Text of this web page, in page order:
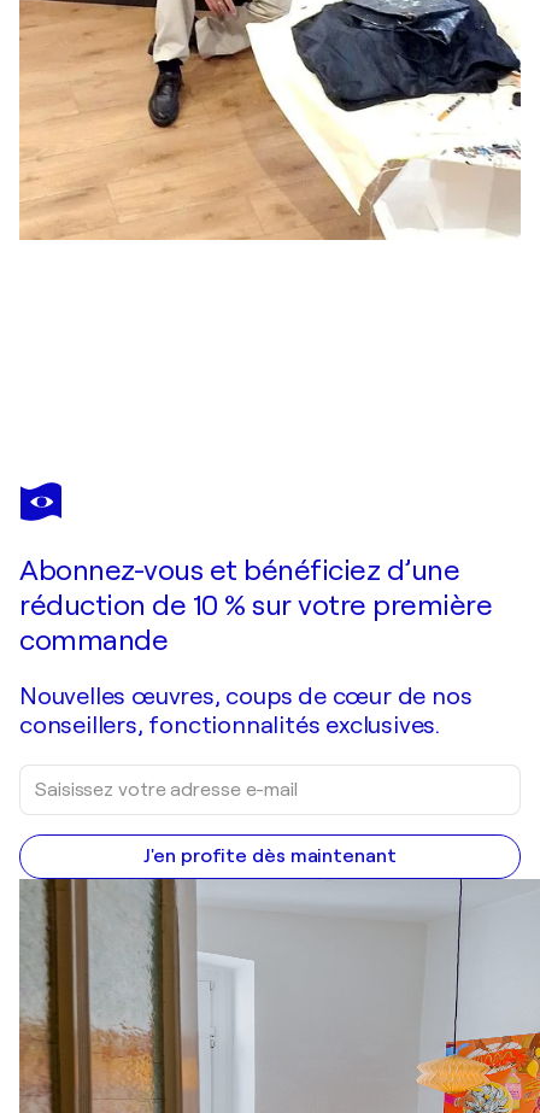
ROBERTO GUTIÉRREZ CURRÁS
Tótem
Abonnez-vous et bénéficiez d’une
réduction de 10 % sur votre première
commande
Nouvelles œuvres, coups de cœur de nos
conseillers, fonctionnalités exclusives.
J'en profite dès maintenant